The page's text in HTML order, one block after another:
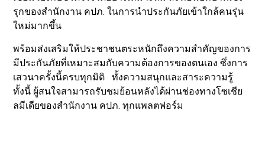
รุกของสำนักงาน คปภ. ในการนำประกันภัยเข้าใกล้คนรุ่น
ใหม่มากขึ้น
พร้อมส่งเสริมให้ประชาชนตระหนักถึงความสำคัญของการ
มีประกันภัยที่เหมาะสมกับความต้องการของตนเอง ซึ่งการ
เสวนาครั้งนี้ครบทุกมิติ ทั้งความสนุกและสาระความรู้
ทั้งนี้ ผู้สนใจสามารถรับชมย้อนหลังได้ผ่านช่องทางโซเชีย
ลมีเดียของสำนักงาน คปภ. ทุกแพลตฟอร์ม